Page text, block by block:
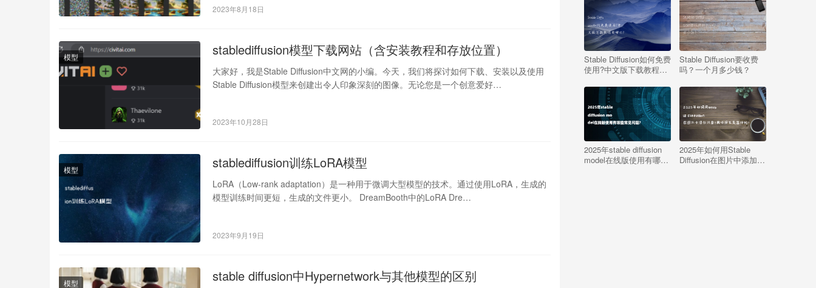
2023年8月18日
模型 stablediffusion模型下载网站（含安装教程和存放位置）
大家好，我是Stable Diffusion中文网的小编。今天，我们将探讨如何下载、安装以及使用
Stable Diffusion模型来创建出令人印象深刻的图像。无论您是一个创意爱好…
2023年10月28日
模型 stablediffusion训练LoRA模型
LoRA（Low-rank adaptation）是一种用于微调大型模型的技术。通过使用LoRA，生成的
模型训练时间更短，生成的文件更小。 DreamBooth中的LoRA Dre…
2023年9月19日
模型 stable diffusion中Hypernetwork与其他模型的区别
Stable Diffusion如何免费
使用?中文版下载教程有
Stable Diffusion要收费
吗？一个月多少钱？
2025年stable diffusion
model在线版使用有哪些
2025年如何用Stable
Diffusion在图片中添加对